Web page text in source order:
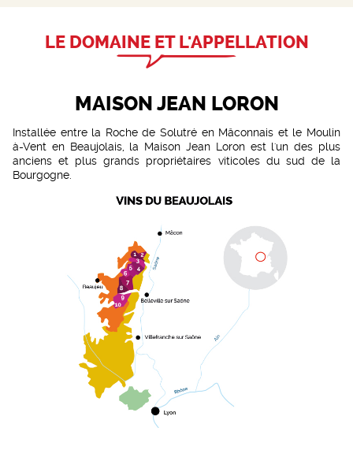
LE DOMAINE ET L'APPELLATION
MAISON JEAN LORON
Installée entre la Roche de Solutré en Mâconnais et le Moulin
à-Vent en Beaujolais, la Maison Jean Loron est l'un des plus
anciens et plus grands propriétaires viticoles du sud de la
Bourgogne.